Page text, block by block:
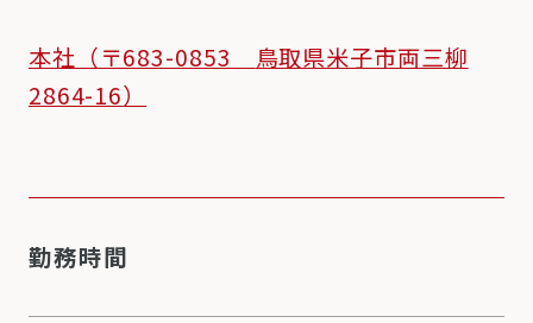
本社（〒683-0853 鳥取県米子市両三柳
2864-16）
勤務時間